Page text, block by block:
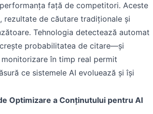
față de competitori. Aceste
rezultate de căutare tradiționale și
Tehnologia detectează automat
probabilitatea de citare—și
în timp real permit
ce sistemele AI evoluează și își
Optimizare a Conținutului pentru AI